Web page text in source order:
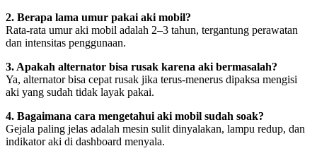
2. Berapa lama umur pakai aki mobil?
Rata-rata umur aki mobil adalah 2–3 tahun, tergantung perawatan
dan intensitas penggunaan.
3. Apakah alternator bisa rusak karena aki bermasalah?
Ya, alternator bisa cepat rusak jika terus-menerus dipaksa mengisi
aki yang sudah tidak layak pakai.
4. Bagaimana cara mengetahui aki mobil sudah soak?
Gejala paling jelas adalah mesin sulit dinyalakan, lampu redup, dan
indikator aki di dashboard menyala.